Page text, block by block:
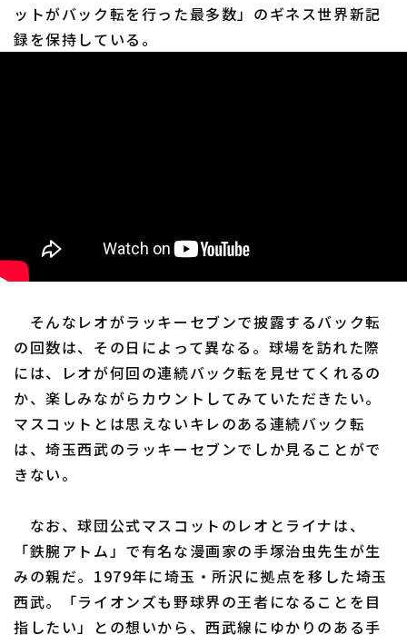
ットがバック転を行った最多数」のギネス世界新記
録を保持している。
そんなレオがラッキーセブンで披露するバック転
の回数は、その日によって異なる。球場を訪れた際
には、レオが何回の連続バック転を見せてくれるの
か、楽しみながらカウントしてみていただきたい。
マスコットとは思えないキレのある連続バック転
は、埼玉西武のラッキーセブンでしか見ることがで
きない。
なお、球団公式マスコットのレオとライナは、
「鉄腕アトム」で有名な漫画家の手塚治虫先生が生
みの親だ。1979年に埼玉・所沢に拠点を移した埼玉
西武。「ライオンズも野球界の王者になることを目
指したい」との想いから、西武線にゆかりのある手